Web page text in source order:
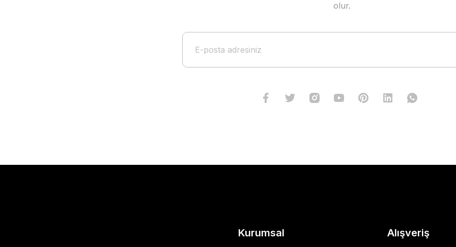
olur.
Kurumsal Alışveriş